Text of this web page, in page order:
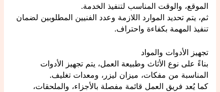
الموقع، والوقت المناسب لتنفيذ الخدمة.
ثم، يتم تحديد الموارد اللازمة وعدد الفنيين المطلوبين لضمان
تنفيذ المهمة بكفاءة واحتراف.
تجهيز الأدوات والمواد
بناءً على نوع الأثاث وطبيعة العمل، يتم تجهيز الأدوات
المناسبة من مفكات، ميزان ليزر، ومعدات تغليف.
كما يُعد فريق العمل قائمة مفصلة بالأجزاء، والملحقات،